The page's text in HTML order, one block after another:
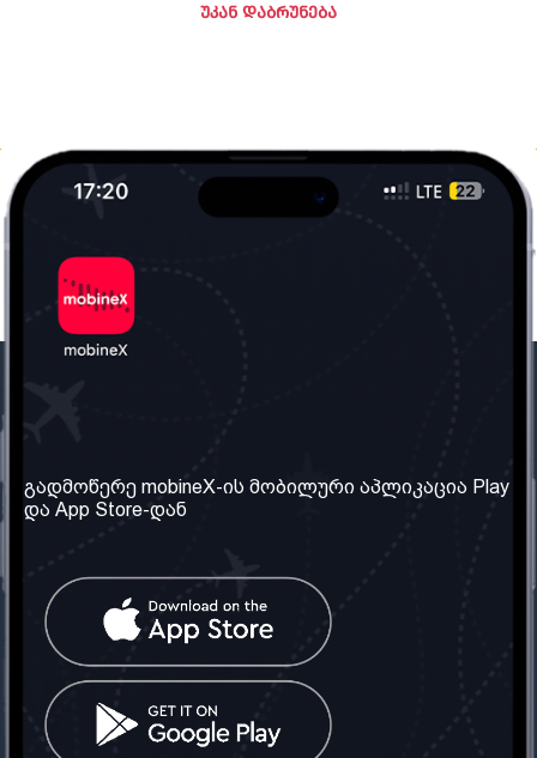
ᲣᲙᲐᲜ ᲓᲐᲑᲠᲣᲜᲔᲑᲐ
ჩვენ შესახებ
ჩვენი სერვისები
წესები და პირობები
კითხვები
კონტაქტი
საქართველო: თბილისი
ტელ: 032 2 04 00 50
სოციალური ქსელი
გადმოწერე mobineX-ის მობილური აპლიკაცია Play
და App Store-დან